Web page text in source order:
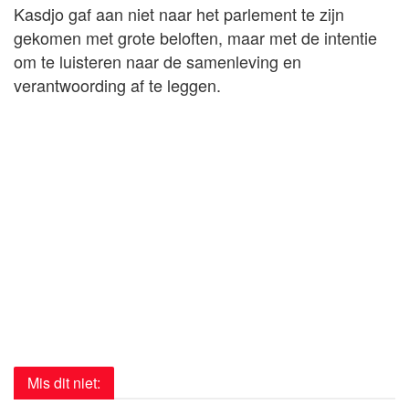
Kasdjo gaf aan niet naar het parlement te zijn
gekomen met grote beloften, maar met de intentie
om te luisteren naar de samenleving en
verantwoording af te leggen.
Mis dit niet: